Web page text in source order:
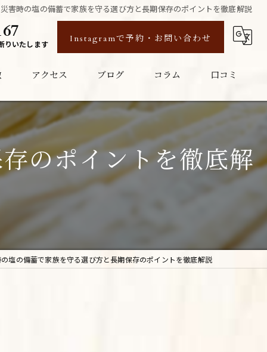
災害時の塩の備蓄で家族を守る選び方と長期保存のポイントを徹底解説
りいたします Instagramで予約・お問い合わせ
アクセス ブログ コラム 口コミ
のポイントを徹底解
塩の備蓄で家族を守る選び方と長期保存のポイントを徹底解説